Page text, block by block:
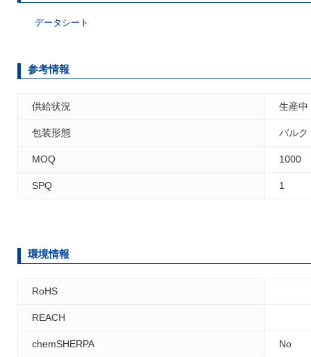
データシート
参考情報
供給状況 生産中
包装形態 バルク
MOQ 1000
SPQ 1
環境情報
RoHS
REACH
chemSHERPA No